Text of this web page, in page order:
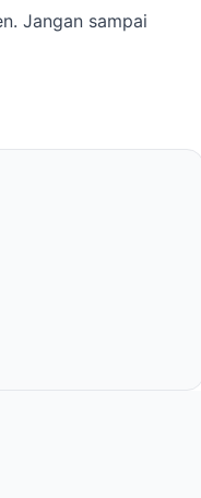
Jangan sampai